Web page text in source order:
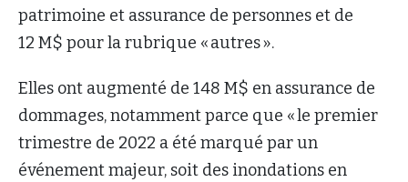
patrimoine et assurance de personnes et de
12 M$ pour la rubrique « autres ».
Elles ont augmenté de 148 M$ en assurance de
dommages, notamment parce que « le premier
trimestre de 2022 a été marqué par un
événement majeur, soit des inondations en